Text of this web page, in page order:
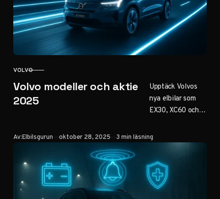
KATEGORI
VOLVO
Volvo modeller och aktie
2025
Upptäck Volvos
nya elbilar som
EX30, XC60 och
räckvidd upp till
600 km. Läs om
innovationer,
hållbarhet och
aktieutveckling
för Volvo Cars
Av:Elbilsgurun Publicerad
oktober 28, 2025 3 min läsning